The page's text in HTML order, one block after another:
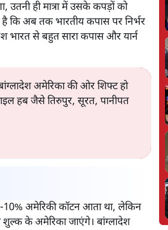
उतनी ही मात्रा में उसके कपड़ों को
कि अब तक भारतीय कपास पर निर्भर
भारत से बहुत सारा कपास और यार्न
अमेरिका की ओर शिफ्ट हो
हब जैसे तिरुपुर, सूरत, पानीपत
10% अमेरिकी कॉटन आता था, लेकिन
के अमेरिका जाएंगे। बांग्लादेश